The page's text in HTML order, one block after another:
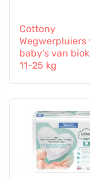
Cottony
Wegwerpluiers
baby's van
11-25 kg